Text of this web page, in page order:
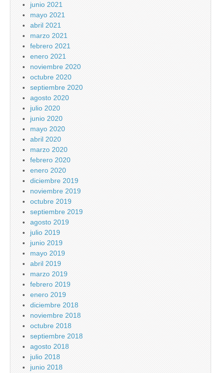
junio 2021
mayo 2021
abril 2021
marzo 2021
febrero 2021
enero 2021
noviembre 2020
octubre 2020
septiembre 2020
agosto 2020
julio 2020
junio 2020
mayo 2020
abril 2020
marzo 2020
febrero 2020
enero 2020
diciembre 2019
noviembre 2019
octubre 2019
septiembre 2019
agosto 2019
julio 2019
junio 2019
mayo 2019
abril 2019
marzo 2019
febrero 2019
enero 2019
diciembre 2018
noviembre 2018
octubre 2018
septiembre 2018
agosto 2018
julio 2018
junio 2018